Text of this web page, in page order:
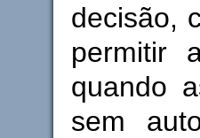
decisão,
permitir
quando
sem